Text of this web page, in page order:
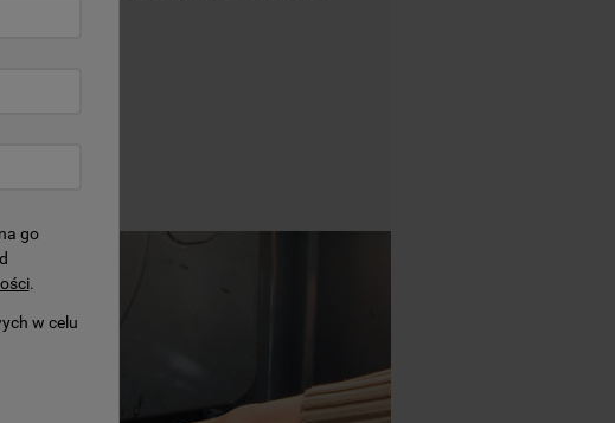
go
.
w celu